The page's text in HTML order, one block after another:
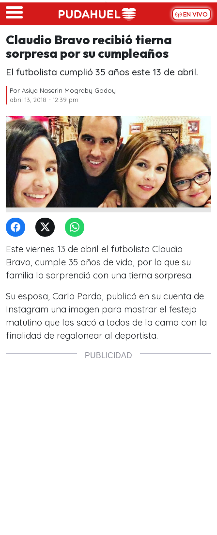
Skip to main content
EN VIVO
Claudio Bravo recibió tierna
sorpresa por su cumpleaños
El futbolista cumplió 35 años este 13 de abril.
Por Asiya Naserin Mograby Godoy
abril 13, 2018 - 12:39 pm
Este viernes 13 de abril el futbolista Claudio
Bravo, cumple 35 años de vida, por lo que su
familia lo sorprendió con una tierna sorpresa.
Su esposa, Carlo Pardo, publicó en su cuenta de
Instagram una imagen para mostrar el festejo
matutino que los sacó a todos de la cama con la
finalidad de regalonear al deportista.